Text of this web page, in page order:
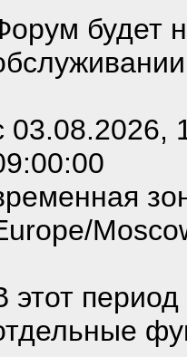
будет
03.08.2026,
этот
на
для
с